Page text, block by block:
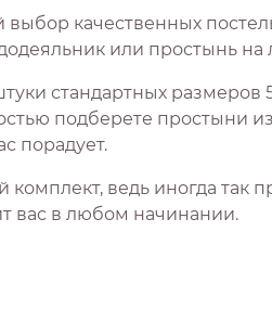
выбор качественных
или простынь на
стандартных
подберете простыни
порадует.
комплект, ведь иногда
вас в любом начинании.